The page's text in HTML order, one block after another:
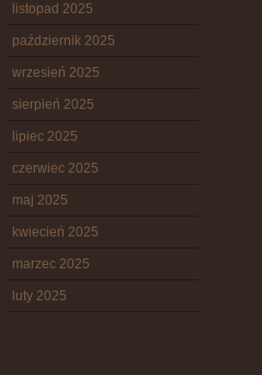
listopad 2025
październik 2025
wrzesień 2025
sierpień 2025
lipiec 2025
czerwiec 2025
maj 2025
kwiecień 2025
marzec 2025
luty 2025